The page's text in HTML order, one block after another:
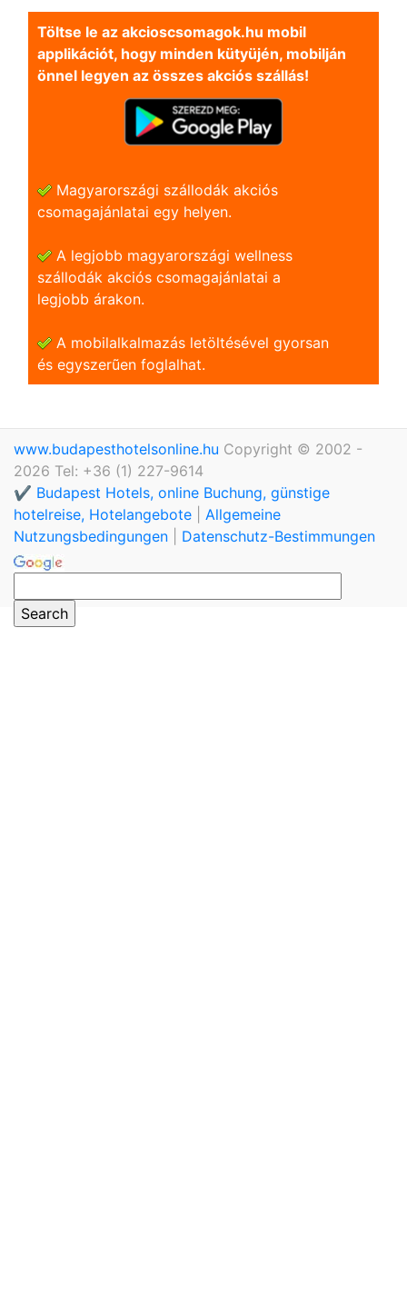
Töltse le az akcioscsomagok.hu mobil
applikációt, hogy minden kütyüjén, mobilján
önnel legyen az összes akciós szállás!
Magyarországi szállodák akciós
csomagajánlatai egy helyen.
A legjobb magyarországi wellness
szállodák akciós csomagajánlatai a
legjobb árakon.
A mobilalkalmazás letöltésével gyorsan
és egyszerũen foglalhat.
www.budapesthotelsonline.hu Copyright © 2002 -
2026 Tel: +36 (1) 227-9614
✔️ Budapest Hotels, online Buchung, günstige
hotelreise, Hotelangebote
Allgemeine
Nutzungsbedingungen
Datenschutz-Bestimmungen